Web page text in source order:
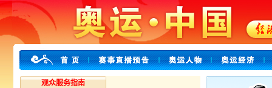
观众服务指南